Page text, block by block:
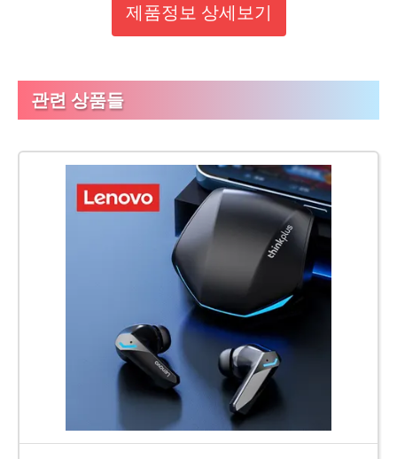
제품정보 상세보기
관련 상품들